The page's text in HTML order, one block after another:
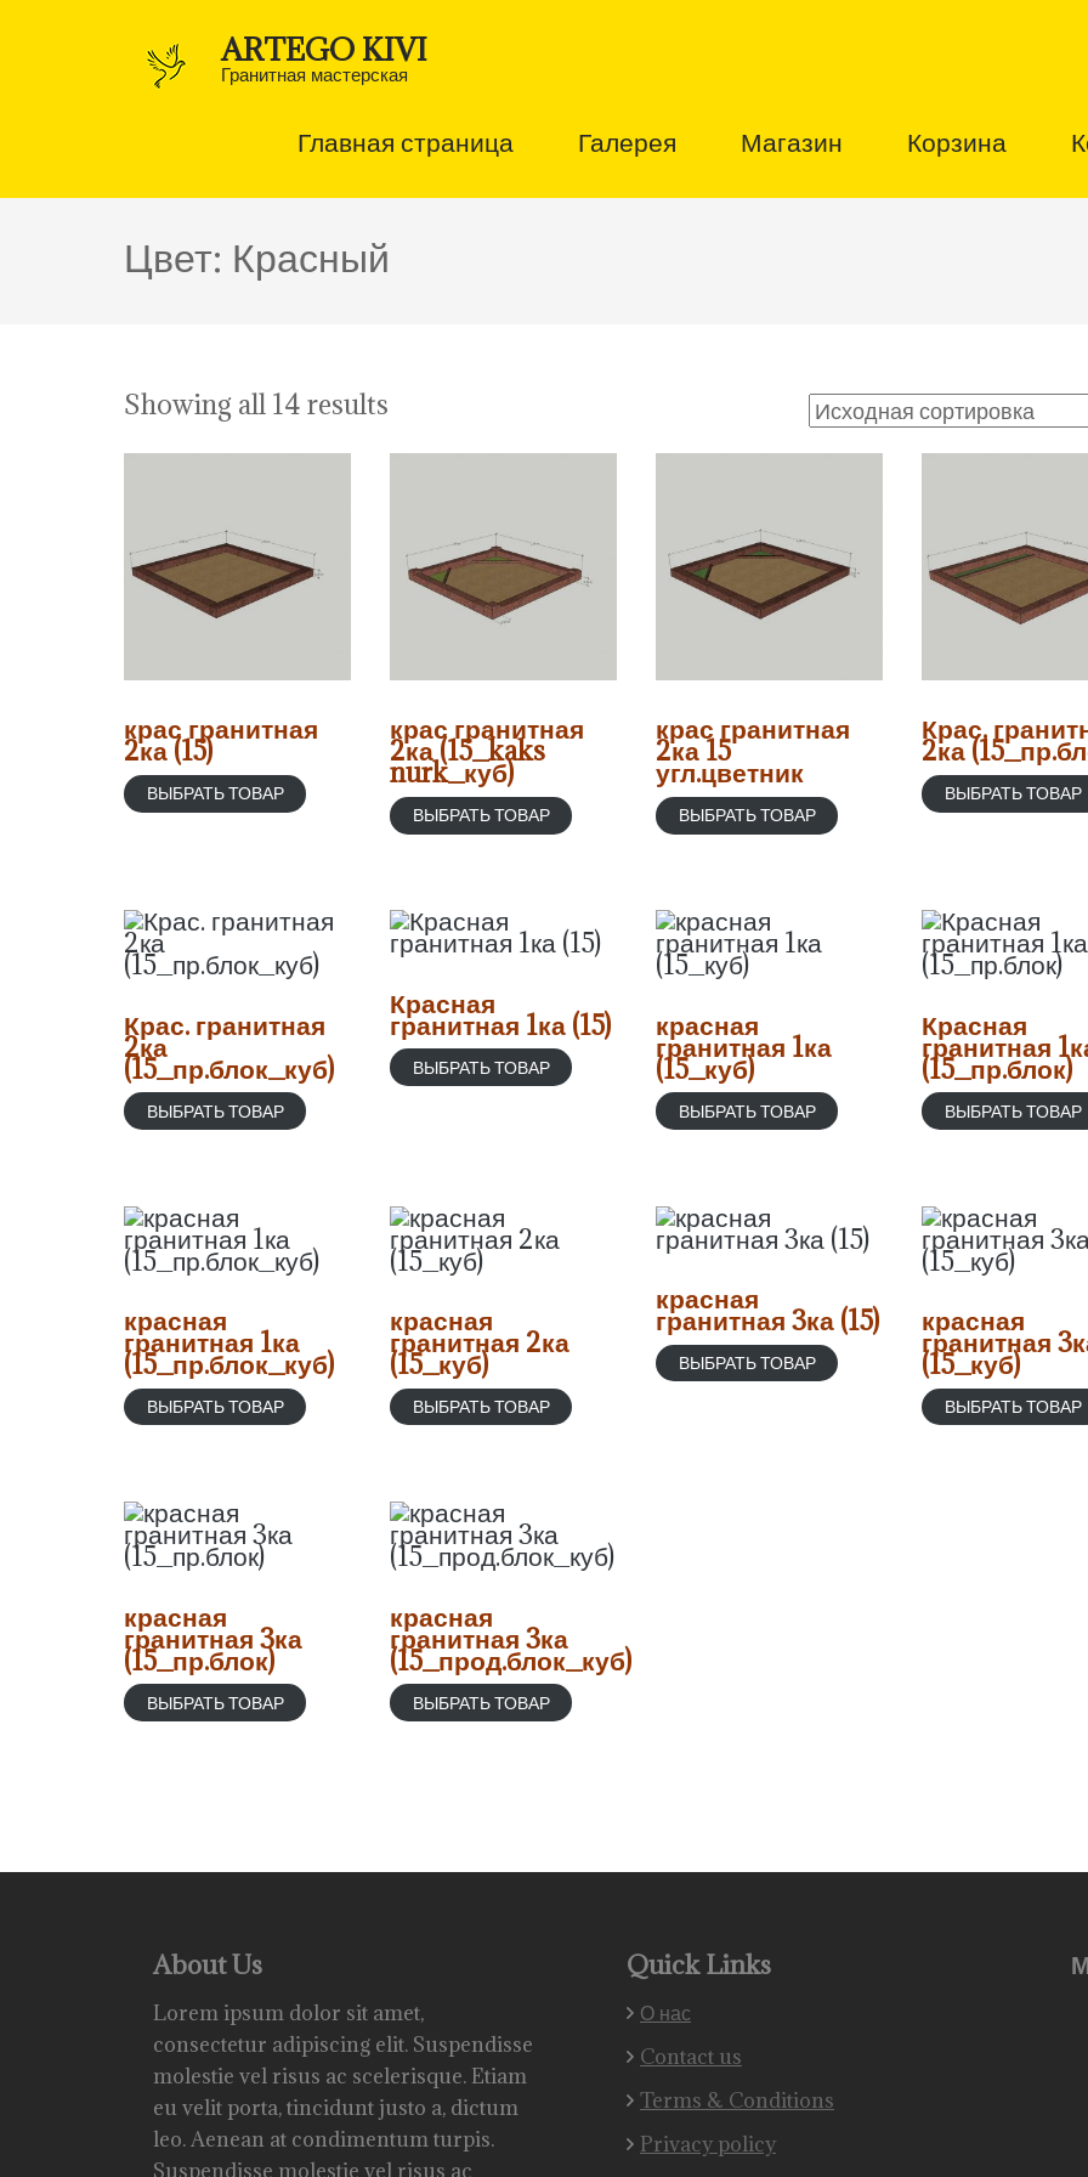
содержимому ARTEGO KIVI
Гранитная мастерская
Главная страница Галерея Магазин Корзина
Цвет: Красный
Showing all 14 results
крас гранитная
2ка (15)
ВЫБРАТЬ ТОВАР
крас гранитная
2ка (15_kaks
nurk_куб)
ВЫБРАТЬ ТОВАР
крас гранитная
2ка 15
угл.цветник
ВЫБРАТЬ ТОВАР
Крас.
2ка
ВЫБРАТЬ ТОВАР
Крас. гранитная
2ка
(15_пр.блок_куб)
ВЫБРАТЬ ТОВАР
Красная
гранитная 1ка (15)
ВЫБРАТЬ ТОВАР
красная
гранитная 1ка
(15_куб)
ВЫБРАТЬ ТОВАР
Красная
гранитная
(15_пр.блок)
ВЫБРАТЬ ТОВАР
красная
гранитная 1ка
(15_пр.блок_куб)
ВЫБРАТЬ ТОВАР
красная
гранитная 2ка
(15_куб)
ВЫБРАТЬ ТОВАР
красная
гранитная 3ка (15)
ВЫБРАТЬ ТОВАР
красная
гранитная
(15_куб)
ВЫБРАТЬ ТОВАР
красная
гранитная 3ка
(15_пр.блок)
ВЫБРАТЬ ТОВАР
красная
гранитная 3ка
(15_прод.блок_куб)
ВЫБРАТЬ ТОВАР
About Us
Lorem ipsum dolor sit amet,
consectetur adipiscing elit. Suspendisse
molestie vel risus ac scelerisque. Etiam
eu velit porta, tincidunt justo a, dictum
leo. Aenean at condimentum turpis.
Suspendisse molestie vel risus ac
Quick Links
О нас
Contact us
Terms & Conditions
Privacy policy